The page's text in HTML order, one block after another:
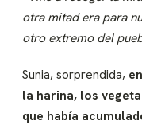
otra mitad era para
otro extremo del
Sunia, sorprendida,
la harina, los
que había